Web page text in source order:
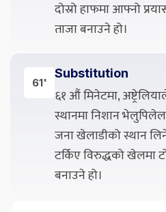
दोस्रो हाफमा आफ्नो
ताजा बनाउने हो।
61'
Substitution
६१ औं मिनेटमा,
स्थानमा निशान
जना खेलाडीको स्थान
टर्किए विरुद्धको खेलमा
बनाउने हो।